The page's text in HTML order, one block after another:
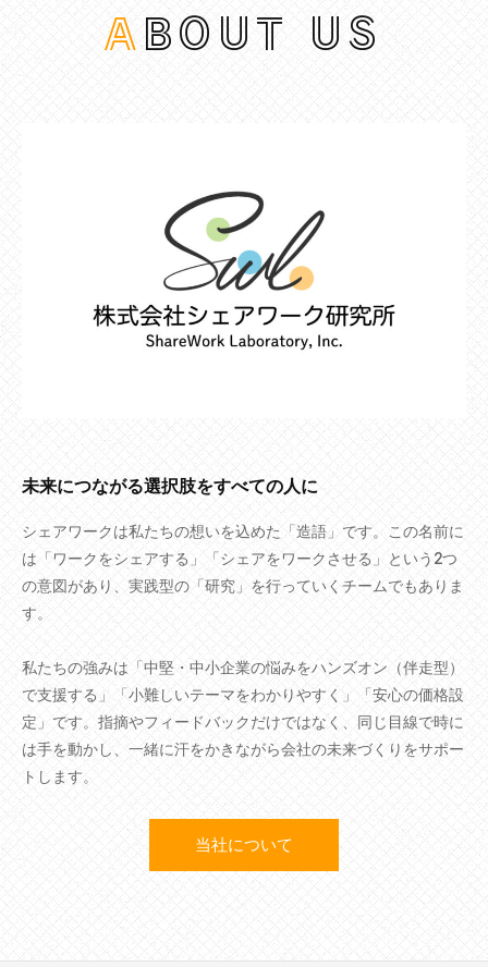
ABOUT US
未来につながる選択肢をすべての人に
シェアワークは私たちの想いを込めた「造語」です。この名前に
は「ワークをシェアする」「シェアをワークさせる」という2つ
の意図があり、実践型の「研究」を行っていくチームでもありま
す。
私たちの強みは「中堅・中小企業の悩みをハンズオン（伴走型）
で支援する」「小難しいテーマをわかりやすく」「安心の価格設
定」です。指摘やフィードバックだけではなく、同じ目線で時に
は手を動かし、一緒に汗をかきながら会社の未来づくりをサポー
トします。
当社について